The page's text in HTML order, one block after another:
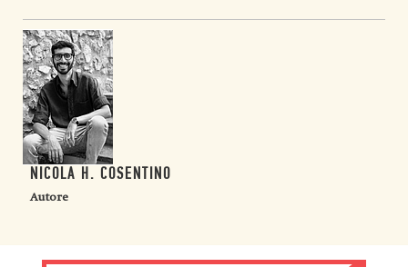
NICOLA H. COSENTINO
Autore